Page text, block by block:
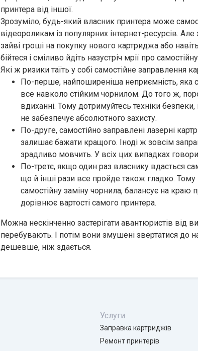
принтера від іншої.
Зрозуміло, будь-який власник принтера може
відеороликам із популярних інтернет-ресурсів.
зайві гроші на покупку нового картриджа або
бійтеся і сміливо йдіть назустріч мрії про
Які ж ризики таїть у собі самостійне заправлення
По-перше, найпоширеніша неприємність, яка
все навколо стійким чорнилом. До того ж,
вдиханні. Тому дотримуйтесь техніки
не забезпечує абсолютного захисту.
По-друге, самостійно заправлені лазерні
залишає бажати кращого. Іноді ж зовсім
зрадливо мовчить. У всіх цих випадках
По-третє, якщо один раз власнику вдасться
що й інші рази все пройде також гладко.
самостійну заміну чорнила, балансує на краю
дорівнює вартості самого принтера.
Можна нескінченно застерігати авантюристів від
перебувають. І потім вони змушені звертатися до
дешевше, ніж здається.
Услуги
Заправка картриджів
Ремонт принтерів